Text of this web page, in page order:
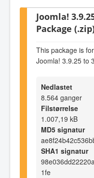
Joomla!
Package
This package is
Joomla! 3.9.25 to
Nedlastet
8.564 ganger
Filstørrelse
1.007,19 kB
MD5 signatur
SHA1 signatur
1fe